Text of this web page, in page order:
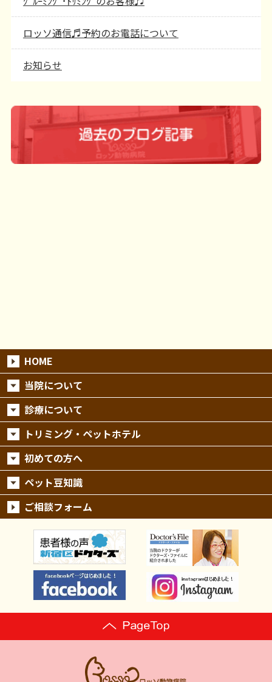
ロッソ通信♬予約のお電話について
お知らせ
HOME
当院について
診療について
トリミング・ペットホテル
初めての方へ
ペット豆知識
ご相談フォーム